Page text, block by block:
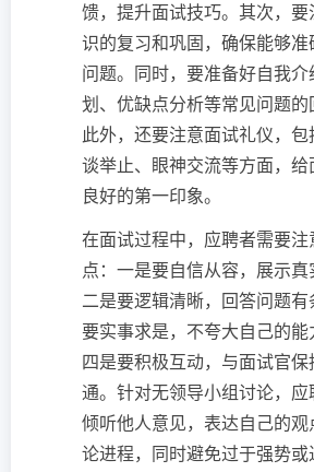
馈，提升面试技巧。其次，要
识的复习和巩固，确保能够准
问题。同时，要准备好自我
划、优缺点分析等常见问题的
此外，还要注意面试礼仪，
谈举止、眼神交流等方面，给
良好的第一印象。
在面试过程中，应聘者需要注
点：一是要自信从容，展示真
二是要逻辑清晰，回答问题有
要实事求是，不夸大自己的能
四是要积极互动，与面试官保
通。针对无领导小组讨论，应
倾听他人意见，表达自己的观
论进程，同时避免过于强势或